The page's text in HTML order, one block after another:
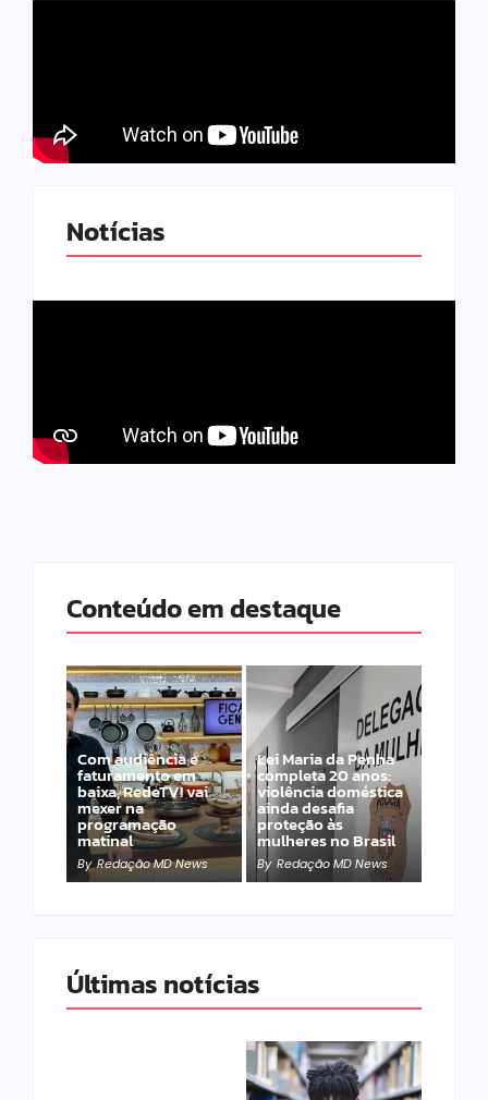
Notícias
Conteúdo em destaque
Com audiência e
faturamento em
baixa, RedeTV! vai
mexer na
programação
matinal
By Redação MD News
Lei Maria da Penha
completa 20 anos:
violência doméstica
ainda desafia
proteção às
mulheres no Brasil
By Redação MD News
Últimas notícias